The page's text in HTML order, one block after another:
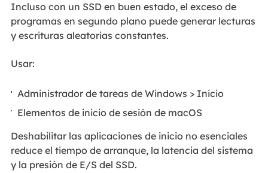
Incluso con un SSD en buen estado, el exceso de
programas en segundo plano puede generar lecturas
y escrituras aleatorias constantes.
Usar:
Administrador de tareas de Windows > Inicio
Elementos de inicio de sesión de macOS
Deshabilitar las aplicaciones de inicio no esenciales
reduce el tiempo de arranque, la latencia del sistema
y la presión de E/S del SSD.